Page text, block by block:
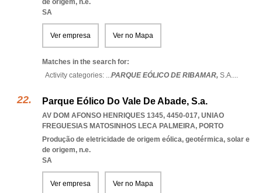
de origem, n.e.
SA
Ver empresa Ver no Mapa
Matches in the search for:
Activity categories: ...PARQUE EÓLICO DE RIBAMAR, S.A....
Parque Eólico Do Vale De Abade, S.a.
AV DOM AFONSO HENRIQUES 1345, 4450-017, UNIAO
FREGUESIAS MATOSINHOS LECA PALMEIRA, PORTO
Produção de eletricidade de origem eólica, geotérmica, solar e
de origem, n.e.
SA
Ver empresa Ver no Mapa